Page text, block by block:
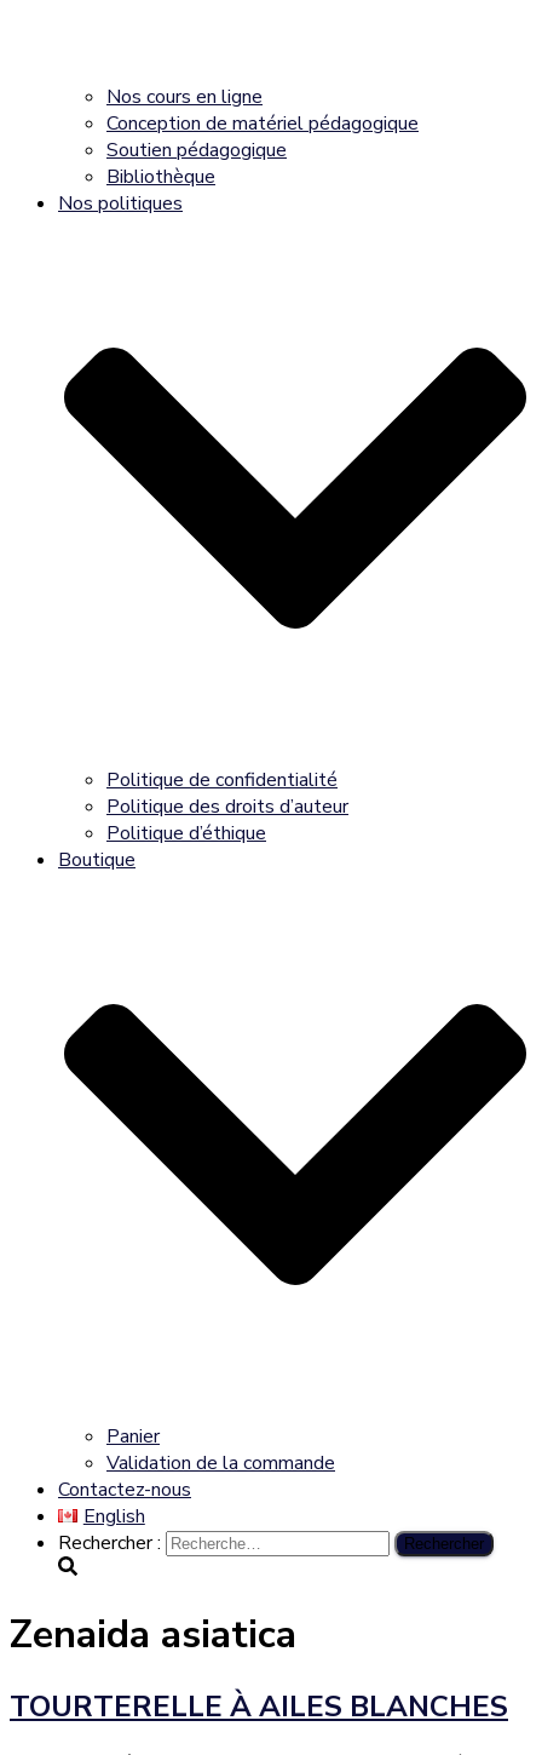
Nos cours en ligne
Conception de matériel pédagogique
Soutien pédagogique
Bibliothèque
Nos politiques
Politique de confidentialité
Politique des droits d’auteur
Politique d’éthique
Boutique
Panier
Validation de la commande
Contactez-nous
English
Rechercher :
Zenaida asiatica
TOURTERELLE À AILES BLANCHES